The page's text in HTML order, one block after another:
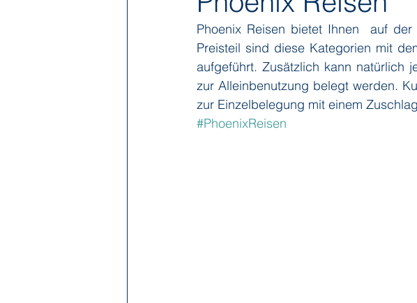
Poseidon Expeditions Regent Seven Seas Cruises
Phoenix Reisen bietet Ihnen  auf
Preisteil sind diese Kategorien mit
aufgeführt. Zusätzlich kann natürlich
zur Alleinbenutzung belegt werden.
zur Einzelbelegung mit einem
#PhoenixReisen